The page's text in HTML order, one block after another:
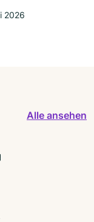
2026
Alle ansehen